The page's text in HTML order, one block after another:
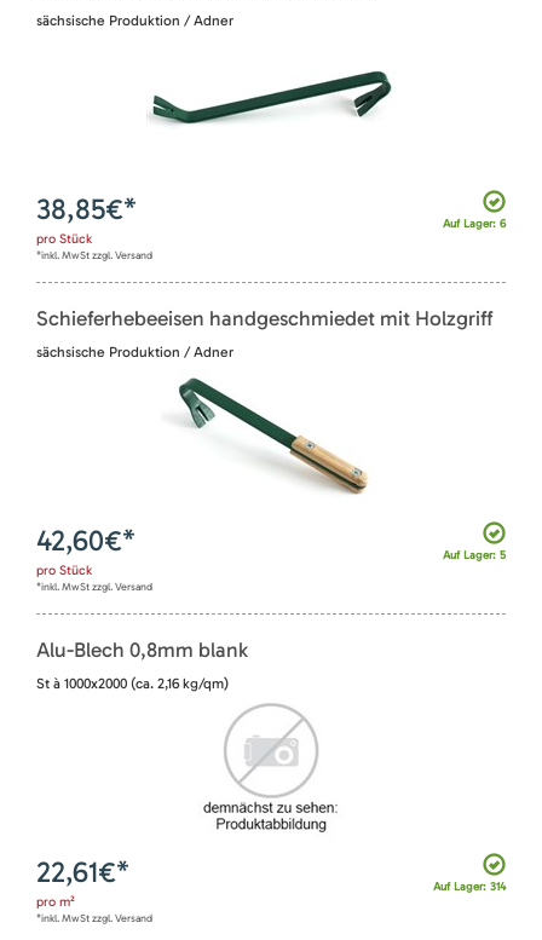
sächsische Produktion / Adner
Auf Lager: 6
38,85€*
pro Stück
*inkl. MwSt zzgl. Versand
Schieferhebeeisen handgeschmiedet mit Holzgriff
sächsische Produktion / Adner
Auf Lager: 5
42,60€*
pro Stück
*inkl. MwSt zzgl. Versand
Alu-Blech 0,8mm blank
St à 1000x2000 (ca. 2,16 kg/qm)
Auf Lager: 314
22,61€*
pro m²
*inkl. MwSt zzgl. Versand